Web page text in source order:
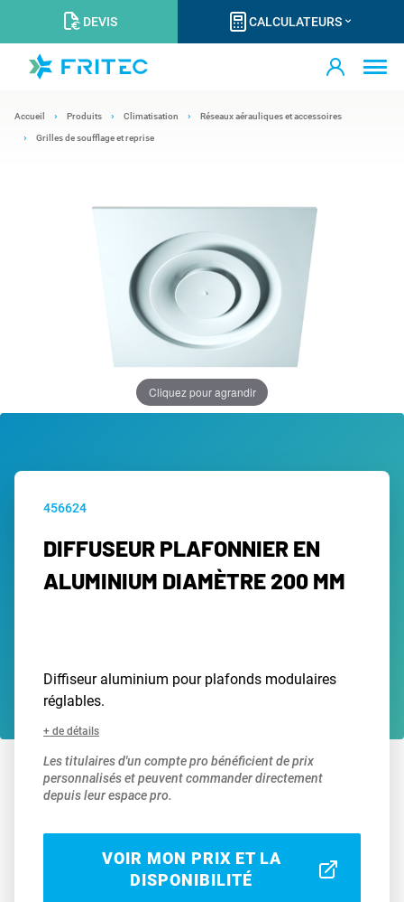
DEVIS CALCULATEURS
Accueil Produits Climatisation Réseaux aérauliques et accessoires
Grilles de soufflage et reprise
Cliquez pour agrandir
456624
DIFFUSEUR PLAFONNIER EN
ALUMINIUM DIAMÈTRE 200 MM
Diffiseur aluminium pour plafonds modulaires
réglables.
+ de détails
Les titulaires d'un compte pro bénéficient de prix
personnalisés et peuvent commander directement
depuis leur espace pro.
VOIR MON PRIX ET LA
DISPONIBILITÉ